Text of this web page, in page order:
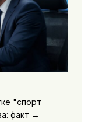
"спорт
факт →